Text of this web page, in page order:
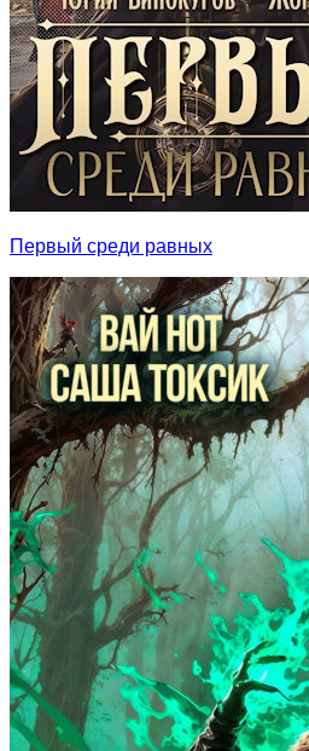
Первый среди равных